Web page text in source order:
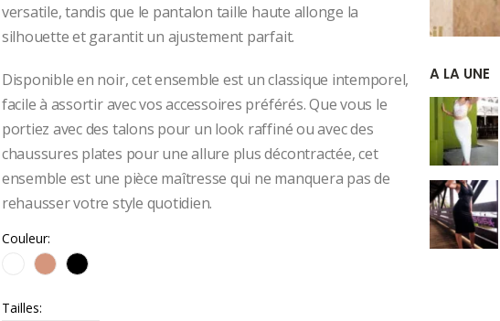
versatile, tandis que le pantalon taille haute allonge la
silhouette et garantit un ajustement parfait.
Disponible en noir, cet ensemble est un classique intemporel,
facile à assortir avec vos accessoires préférés. Que vous le
portiez avec des talons pour un look raffiné ou avec des
chaussures plates pour une allure plus décontractée, cet
ensemble est une pièce maîtresse qui ne manquera pas de
rehausser votre style quotidien.
Couleur
Tailles
A LA UNE